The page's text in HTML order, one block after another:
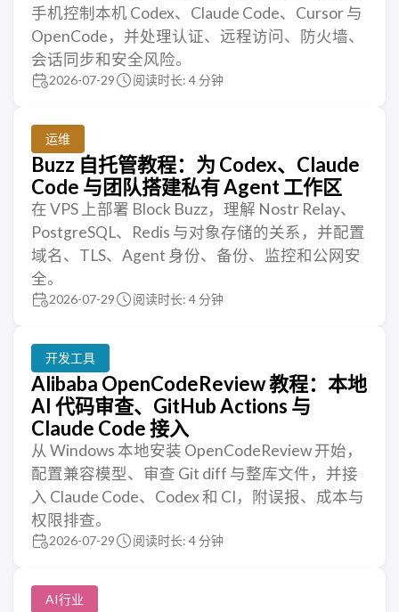
手机控制本机 Codex、Claude Code、Cursor 与
OpenCode，并处理认证、远程访问、防火墙、
会话同步和安全风险。
2026-07-29 阅读时长: 4 分钟
运维
Buzz 自托管教程：为 Codex、Claude
Code 与团队搭建私有 Agent 工作区
在 VPS 上部署 Block Buzz，理解 Nostr Relay、
PostgreSQL、Redis 与对象存储的关系，并配置
域名、TLS、Agent 身份、备份、监控和公网安
全。
2026-07-29 阅读时长: 4 分钟
开发工具
Alibaba OpenCodeReview 教程：本地
AI 代码审查、GitHub Actions 与
Claude Code 接入
从 Windows 本地安装 OpenCodeReview 开始，
配置兼容模型、审查 Git diff 与整库文件，并接
入 Claude Code、Codex 和 CI，附误报、成本与
权限排查。
2026-07-29 阅读时长: 4 分钟
AI行业